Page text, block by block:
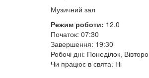
Музичний зал
Режим роботи: 12.0
Початок: 07:30
Завершення: 19:30
Робочі дні: Понеділок,
Чи працює в свята: Ні